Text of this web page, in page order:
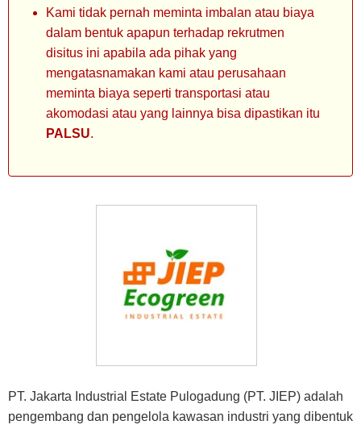
Kami tidak pernah meminta imbalan atau biaya
dalam bentuk apapun terhadap rekrutmen
disitus ini apabila ada pihak yang
mengatasnamakan kami atau perusahaan
meminta biaya seperti transportasi atau
akomodasi atau yang lainnya bisa dipastikan itu
PALSU.
PT. Jakarta Industrial Estate Pulogadung (PT. JIEP) adalah
pengembang dan pengelola kawasan industri yang dibentuk